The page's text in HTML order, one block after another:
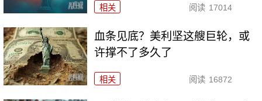
相关 阅读 17014
血条见底？美利坚这艘巨轮，或
许撑不了多久了
相关 阅读 16872